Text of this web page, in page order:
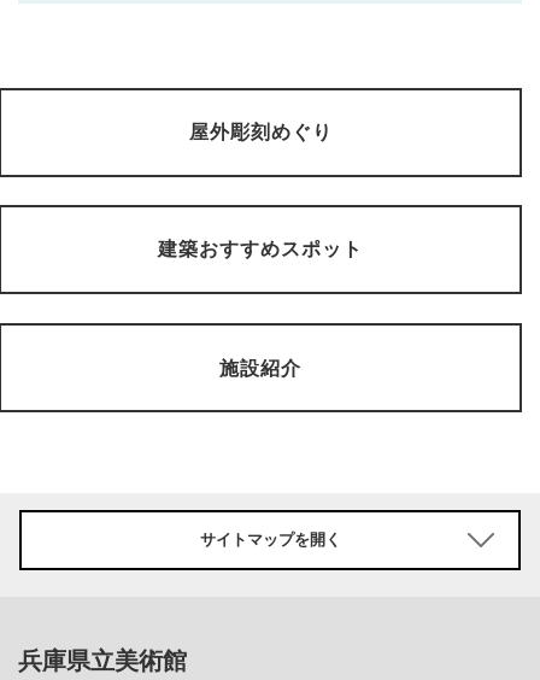
屋外彫刻めぐり
建築おすすめスポット
施設紹介
サイトマップを開く
兵庫県立美術館